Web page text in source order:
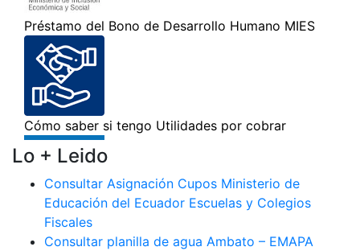
Lo + Leido
Consultar Asignación Cupos Ministerio de
Educación del Ecuador Escuelas y Colegios
Fiscales
Consultar planilla de agua Ambato – EMAPA